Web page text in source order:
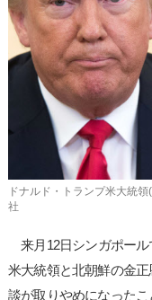
ドナルド・トランプ米大統
社
来月12日シンガポール
米大統領と北朝鮮の金
談が取りやめになった